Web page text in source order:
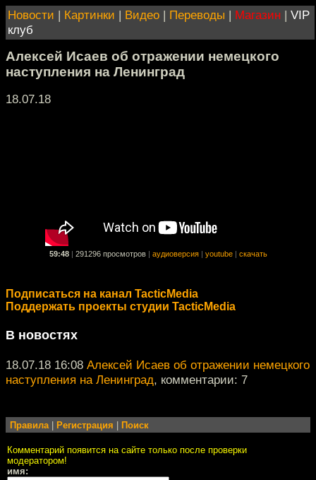
Новости | Картинки | Видео | Переводы | Магазин | VIP
клуб
Алексей Исаев об отражении немецкого
наступления на Ленинград
18.07.18
59:48 291296 просмотров аудиоверсия youtube скачать
Подписаться на канал TacticMedia
Поддержать проекты студии TacticMedia
В новостях
18.07.18 16:08 Алексей Исаев об отражении немецкого
наступления на Ленинград, комментарии: 7
Правила| Регистрация Поиск
Комментарий появится на сайте только после проверки
модератором!
имя: